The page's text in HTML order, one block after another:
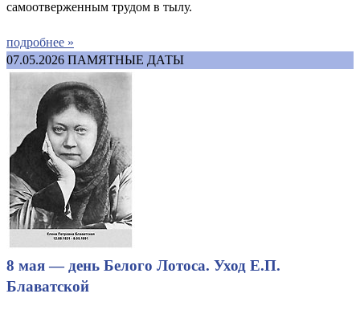
самоотверженным трудом в тылу.
подробнее »
07.05.2026 ПАМЯТНЫЕ ДАТЫ
8 мая — день Белого Лотоса. Уход Е.П.
Блаватской